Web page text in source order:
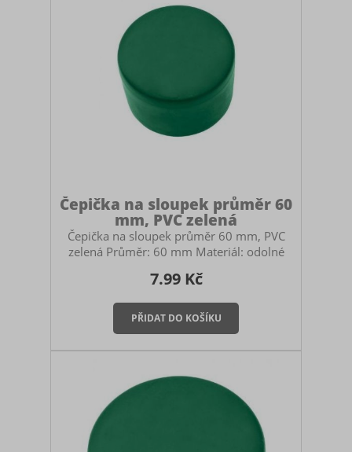
materiálu čepička na sloupk
Čepička na sloupek průměr 60
mm, PVC zelená
Čepička na sloupek průměr 60 mm, PVC
zelená Průměr: 60 mm Materiál: odolné
aby do sloupku nezatékalo a nepadaly do
něj nečistoty. Je to tedy důležitá součást
oplocení, která ovlivňuje životnost
sloupku. Tato čepička se nasazuje na
sloupek je převlékací. Montáž příchytky
pouhým nasazením (převlečením) na horní
konec sloupku, přičemž díky pružnosti PVC
materiálu čepička na slou
7.99 Kč